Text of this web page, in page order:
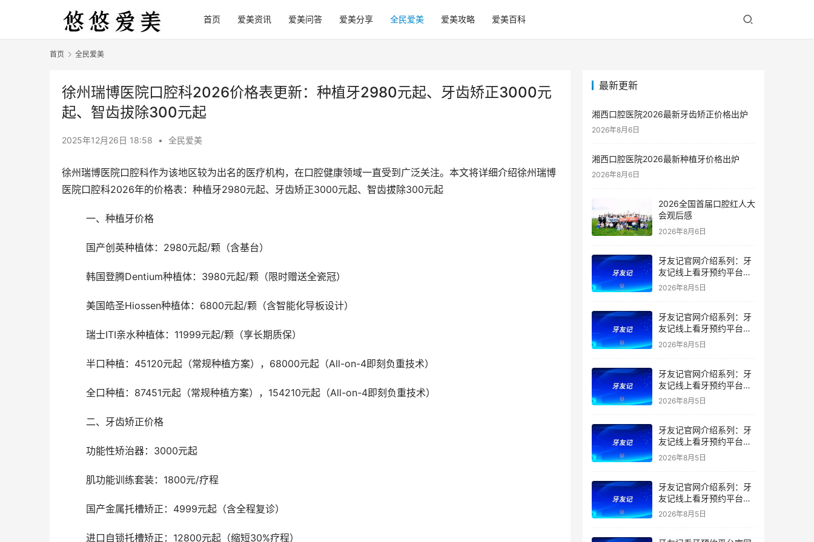
首页 爱美资讯 爱美问答 爱美分享 全民爱美 爱美攻略 爱美百科
首页 全民爱美
徐州瑞博医院口腔科2026价格表更新：种植牙2980元起、牙齿矫正3000元
起、智齿拔除300元起
2025年12月26日 18:58 • 全民爱美
徐州瑞博医院口腔科作为该地区较为出名的医疗机构，在口腔健康领域一直受到广泛关注。本文将详细介绍徐州瑞博
医院口腔科2026年的价格表：种植牙2980元起、牙齿矫正3000元起、智齿拔除300元起
	一、种植牙价格
	国产创英种植体：2980元起/颗（含基台）
	韩国登腾Dentium种植体：3980元起/颗（限时赠送全瓷冠）
	美国皓圣Hiossen种植体：6800元起/颗（含智能化导板设计）
	瑞士ITI亲水种植体：11999元起/颗（享长期质保）
	半口种植：45120元起（常规种植方案），68000元起（All-on-4即刻负重技术）
	全口种植：87451元起（常规种植方案），154210元起（All-on-4即刻负重技术）
	二、牙齿矫正价格
	功能性矫治器：3000元起
	肌功能训练套装：1800元/疗程
	国产金属托槽矫正：4999元起（含全程复诊）
	进口自锁托槽矫正：12800元起（缩短30%疗程）
最新更新
湘西口腔医院2026最新牙齿矫正价格出炉
2026年8月6日
湘西口腔医院2026最新种植牙价格出炉
2026年8月6日
2026全国首届口腔红人大
会观后感
2026年8月6日
牙友记官网介绍系列：牙
友记线上看牙预约平台是
干什么的？靠谱吗？
2026年8月5日
牙友记官网介绍系列：牙
友记线上看牙预约平台让
看牙不再靠运气
2026年8月5日
牙友记官网介绍系列：牙
友记线上看牙预约平台打
破口腔行业专业壁垒新手
2026年8月5日
牙友记官网介绍系列：牙
友记线上看牙预约平台落
地同城就诊经验打破未知
2026年8月5日
牙友记官网介绍系列：牙
友记线上看牙预约平台的
优势在哪里？
2026年8月5日